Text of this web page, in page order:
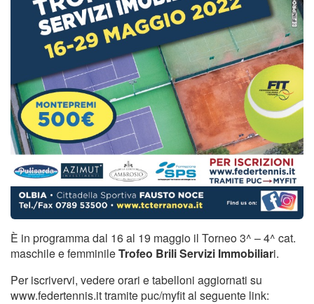
Rassegna Stampa
Contatti
È in programma dal 16 al 19 maggio il Torneo 3^ – 4^ cat.
maschile e femminileTrofeo Brili Servizi Immobiliari.
Per iscrivervi, vedere orari e tabelloni aggiornati su
www.federtennis.it tramite puc/myfit al seguente link: